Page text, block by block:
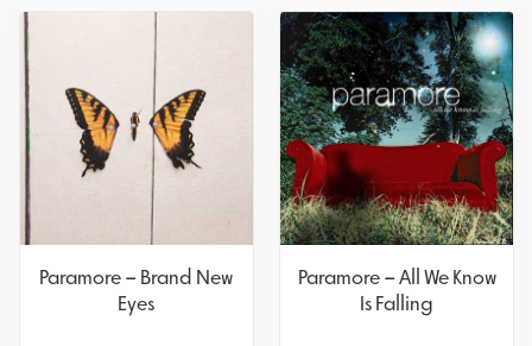
Paramore – All We Know
Is Falling
Paramore – Brand New
Eyes